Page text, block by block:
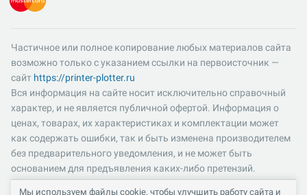
Частичное или полное копирование любых материалов сайта
возможно только с указанием ссылки на первоисточник —
сайт https://printer-plotter.ru
Вся информация на сайте носит исключительно справочный
характер, и не является публичной офертой. Информация о
ценах, товарах, их характеристиках и комплектации может
как содержать ошибки, так и быть изменена производителем
без предварительного уведомления, и не может быть
основанием для предъявления каких-либо претензий.
Пожалуйста, уточняйте существенные для вас характеристики
Мы используем файлы cookie, чтобы улучшить работу сайта и